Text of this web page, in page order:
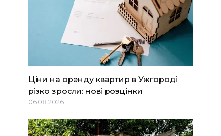
Ціни на оренду квартир в Ужгороді
різко зросли: нові розцінки
06.08.2026